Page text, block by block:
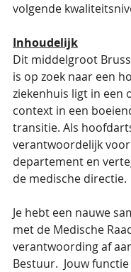
volgende
Inhoudelijk
Dit middelgroot
is op zoek naar een
ziekenhuis ligt in een
context in een
transitie. Als
verantwoordelijk
departement en
de medische directie.
Je hebt een nauwe
met de Medische
verantwoording af
Bestuur.  Jouw